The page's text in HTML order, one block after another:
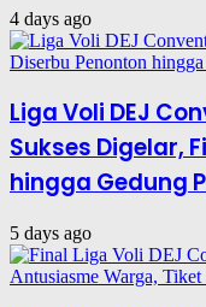
4 days ago
Liga Voli DEJ
Sukses Digelar,
hingga Gedung
5 days ago